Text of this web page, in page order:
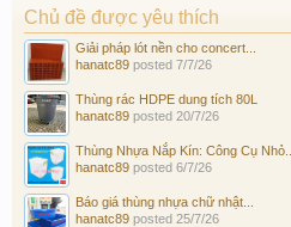
Chủ đề được yêu thích
Giải pháp lót nền cho concert...
hanatc89 posted 7/7/26
Thùng rác HDPE dung tích 80L
hanatc89 posted 20/7/26
Thùng Nhựa Nắp Kín: Công Cụ Nhỏ...
hanatc89 posted 6/7/26
Báo giá thùng nhựa chữ nhật...
hanatc89 posted 25/7/26